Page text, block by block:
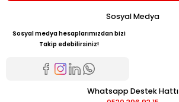
Sosyal Medya
Sosyal medya hesaplarımızdan bizi
Takip edebilirsiniz!
Whatsapp Destek Hattı